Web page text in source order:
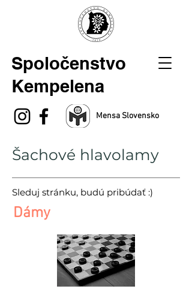
Spoločenstvo
Kempelena
Mensa Slovensko
Šachové hlavolamy
Sleduj stránku, budú pribúdať :)
Dámy